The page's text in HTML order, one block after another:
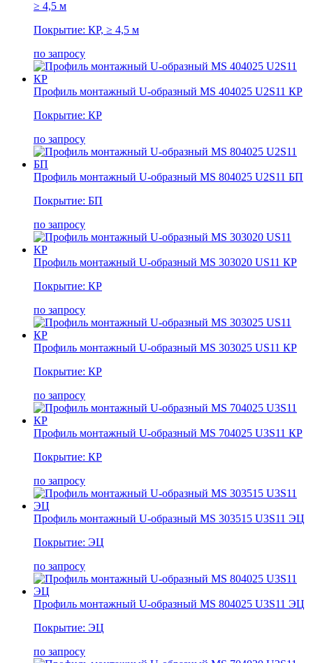
≥ 4,5 м
Покрытие: КР, ≥ 4,5 м
по запросу
Профиль монтажный U-образный MS 404025 U2S11 КР
Покрытие: КР
по запросу
Профиль монтажный U-образный MS 804025 U2S11 БП
Покрытие: БП
по запросу
Профиль монтажный U-образный MS 303020 US11 КР
Покрытие: КР
по запросу
Профиль монтажный U-образный MS 303025 US11 КР
Покрытие: КР
по запросу
Профиль монтажный U-образный MS 704025 U3S11 КР
Покрытие: КР
по запросу
Профиль монтажный U-образный MS 303515 U3S11 ЭЦ
Покрытие: ЭЦ
по запросу
Профиль монтажный U-образный MS 804025 U3S11 ЭЦ
Покрытие: ЭЦ
по запросу